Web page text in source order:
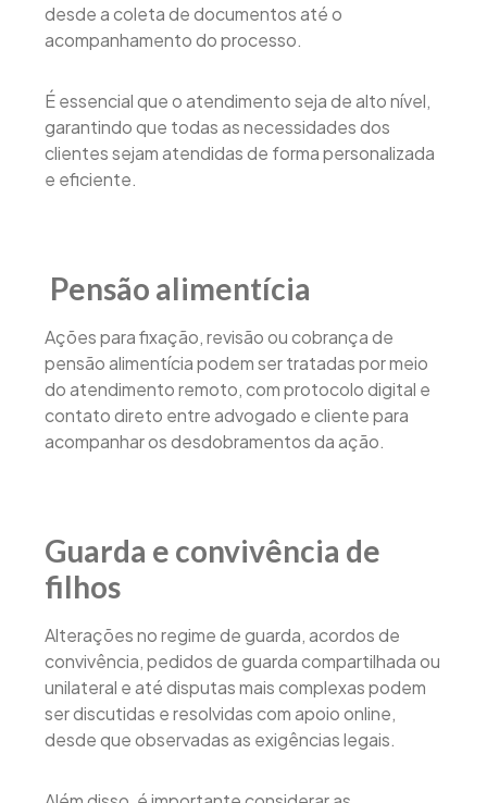
desde a coleta de documentos até o
acompanhamento do processo.
É essencial que o atendimento seja de alto nível,
garantindo que todas as necessidades dos
clientes sejam atendidas de forma personalizada
e eficiente.
Pensão alimentícia
Ações para fixação, revisão ou cobrança de
pensão alimentícia podem ser tratadas por meio
do atendimento remoto, com protocolo digital e
contato direto entre advogado e cliente para
acompanhar os desdobramentos da ação.
Guarda e convivência de
filhos
Alterações no regime de guarda, acordos de
convivência, pedidos de guarda compartilhada ou
unilateral e até disputas mais complexas podem
ser discutidas e resolvidas com apoio online,
desde que observadas as exigências legais.